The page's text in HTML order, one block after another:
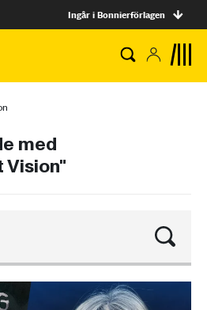
Ingår i Bonnierförlagen
med